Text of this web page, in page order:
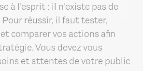
à l’esprit : il n’existe pas de
réussir, il faut tester,
comparer vos actions afin
Vous devez vous
et attentes de votre public